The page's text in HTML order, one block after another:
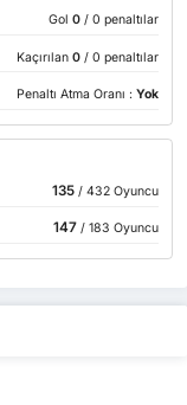
Gol 0 / 0 penaltılar
Kaçırılan 0 / 0 penaltılar
Penaltı Atma Oranı : Yok
135/ 432 Oyuncu
147/ 183 Oyuncu